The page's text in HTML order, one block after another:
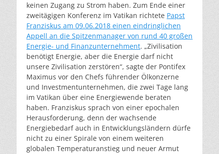
keinen Zugang zu Strom haben. Zum Ende einer
zweitägigen Konferenz im Vatikan richtete Papst
Franziskus am 09.06.2018 einen eindringlichen
Appell an die Spitzenmanager von rund 40 großen
Energie- und Finanzunternehment. „Zivilisation
benötigt Energie, aber die Energie darf nicht
unsere Zivilisation zerstören“, sagte der Pontifex
Maximus vor den Chefs führender Ölkonzerne
und Investmentunternehmen, die zwei Tage lang
im Vatikan über eine Energiewende beraten
haben. Franziskus sprach von einer epochalen
Herausforderung, denn der wachsende
Energiebedarf auch in Entwicklungsländern dürfe
nicht zu einer Spirale von einem weiteren
globalen Temperaturanstieg und neuer Armut